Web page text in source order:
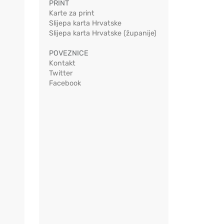
PRINT
Karte za print
Slijepa karta Hrvatske
Slijepa karta Hrvatske (županije)
POVEZNICE
Kontakt
Twitter
Facebook